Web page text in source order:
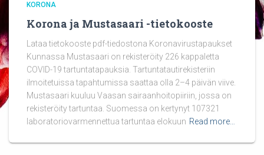
KORONA
Korona ja Mustasaari -tietokooste
Lataa tietokooste pdf-tiedostona Koronavirustapaukset
Kunnassa Mustasaari on rekisteröity 226 kappaletta
COVID-19 tartuntatapauksia. Tartuntatautirekisteriin
ilmoitetuissa tapahtumissa saattaa olla 2–4 päivän viive.
Mustasaari kuuluu Vaasan sairaanhoitopiiriin, jossa on
rekisteröity tartuntaa. Suomessa on kertynyt 107321
laboratoriovarmennettua tartuntaa elokuun Read more…